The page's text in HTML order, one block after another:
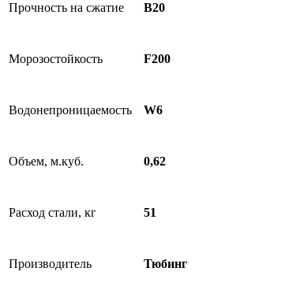
Прочность на сжатие B20
Морозостойкость F200
Водонепроницаемость W6
Объем, м.куб. 0,62
Расход стали, кг 51
Производитель Тюбинг